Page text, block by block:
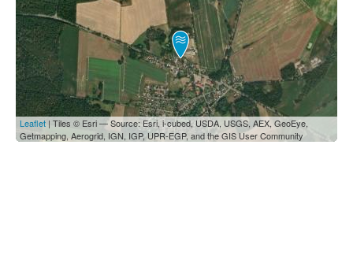
Leaflet | Tiles © Esri — Source: Esri, i-cubed, USDA, USGS, AEX, GeoEye,
Getmapping, Aerogrid, IGN, IGP, UPR-EGP, and the GIS User Community